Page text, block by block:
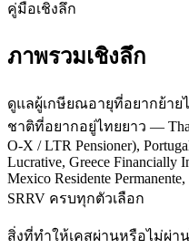
คู่มือเชิงลึก
ภาพรวมเชิงลึก
ดูแลผู้เกษียณอายุที่อยากย้าย
ชาติที่อยากอยู่ไทยยาว —
O-X / LTR Pensioner),
Lucrative, Greece Financially
Mexico Residente
SRRV ครบทุกตัวเลือก
สิ่งที่ทำให้เคสผ่านหรือไม่ผ่า